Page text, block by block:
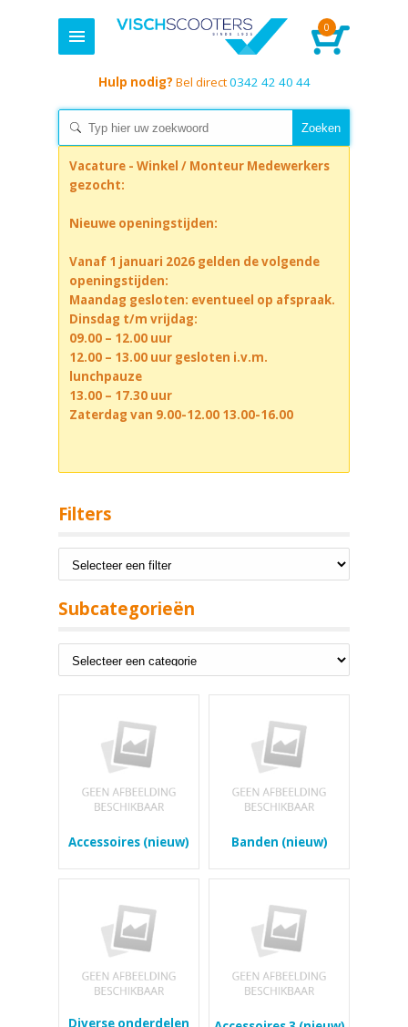
0
Hulp nodig? Bel direct0342 42 40 44
Vacature - Winkel / Monteur Medewerkers
gezocht:
Nieuwe openingstijden:
Vanaf 1 januari 2026 gelden de volgende
openingstijden:
Maandag gesloten: eventueel op afspraak.
Dinsdag t/m vrijdag:
09.00 – 12.00 uur
12.00 – 13.00 uur gesloten i.v.m.
lunchpauze
13.00 – 17.30 uur
Zaterdag van 9.00-12.00 13.00-16.00
Filters
Subcategorieën
Accessoires (nieuw) Banden (nieuw)
Diverse onderdelen